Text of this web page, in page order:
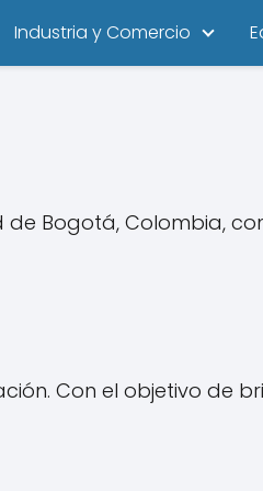
Industria y Comercio
de Bogotá, Colombia,
Con el objetivo de